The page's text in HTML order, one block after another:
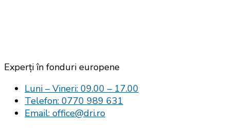
Experți în fonduri europene
Luni – Vineri: 09.00 – 17.00
Telefon: 0770 989 631
Email: office@dri.ro